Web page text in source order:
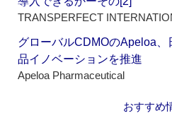
TRANSPERFECT
グローバルCDMOのApeloa
品イノベーションを推進
Apeloa Pharmaceutical
おすすめ